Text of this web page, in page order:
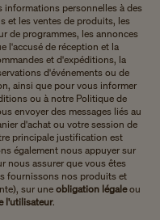
informations personnelles à des
et les ventes de produits, les
de programmes, les annonces
l'accusé de réception et la
et d'expéditions, la
d'événements ou de
ainsi que pour vous informer
ou à notre Politique de
envoyer des messages liés au
d'achat ou votre session de
principale justification est
également nous appuyer sur
nous assurer que vous êtes
fournissons nos produits et
sur une obligation légaleou
l'utilisateur.